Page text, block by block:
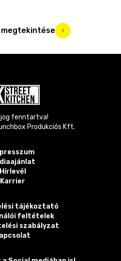
megtekintése
jog fenntartva!
Produkciós Kft.
Hírlevél
Karrier
tájékoztató
feltételek
szabályzat